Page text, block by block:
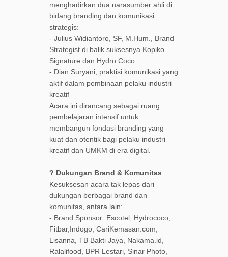
menghadirkan dua narasumber ahli di
bidang branding dan komunikasi
strategis:
- Julius Widiantoro, SF, M.Hum., Brand
Strategist di balik suksesnya Kopiko
Signature dan Hydro Coco
- Dian Suryani, praktisi komunikasi yang
aktif dalam pembinaan pelaku industri
kreatif
Acara ini dirancang sebagai ruang
pembelajaran intensif untuk
membangun fondasi branding yang
kuat dan otentik bagi pelaku industri
kreatif dan UMKM di era digital.
? Dukungan Brand & Komunitas
Kesuksesan acara tak lepas dari
dukungan berbagai brand dan
komunitas, antara lain:
- Brand Sponsor: Escotel, Hydrococo,
Fitbar,Indogo, CariKemasan.com,
Lisanna, TB Bakti Jaya, Nakama.id,
Ralalifood, BPR Lestari, Sinar Photo,